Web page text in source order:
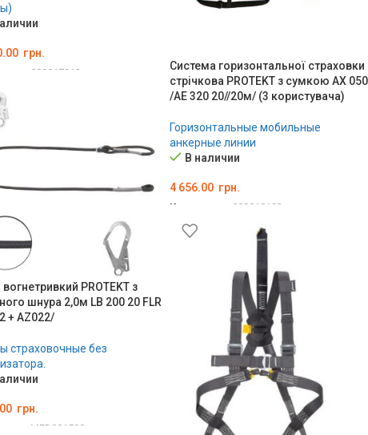
грн.
000017912
Система горизонтальної страховки
стрічкова PROTEKT з сумкою AX 050
/AE 320 20//20м/ (3 користувача)
Горизонтальные мобильные
анкерные линии
В наличии
4 656.00 грн.
Код товара: 000018102
В КОРЗИНУ
PROTEKT з
шнура 2,0м LB 200 20 FLR
+ AZ022/
страховочные без
грн.
MED001598